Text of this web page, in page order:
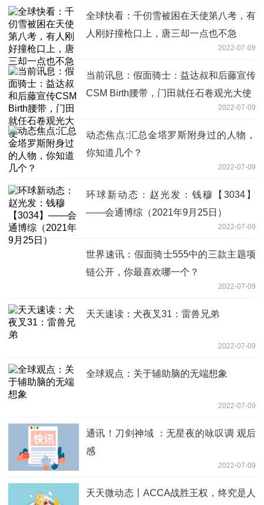
全球快看：千仞雪被困在天使第八考，有
人刚好撞枪口上，唐三却一点也不急
2022-07-09
当前讯息：假面骑士：益达叔和后藤宣传
CSM Birth腰带，门田就任石卷观光大使
2022-07-09
动态焦点:汇总金塔罗斯附身过的人物，
你知道几个？
2022-07-09
环球新动态：赵光发：钱穆【3034】
——会通博综（2021年9月25日）
2022-07-09
世界速讯：假面骑士555中的三款主题项
链公开，你最喜欢哪一个？
2022-07-09
天天速读：犬夜叉31：雷兽兄弟
2022-07-09
全球观点：关于辅助脑的无端想象
2022-07-09
通讯！刀剑神域 ：无星夜的咏叹调 观后
感
2022-07-09
天天微动态丨ACCA战胜王权，终究是人